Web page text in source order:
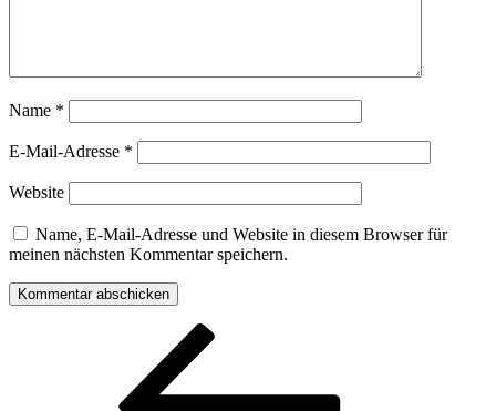
Name *
E-Mail-Adresse *
Website
Name, E-Mail-Adresse und Website in diesem Browser für
meinen nächsten Kommentar speichern.
Beitragsnavigation